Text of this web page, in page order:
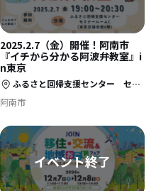
2025.2.7（金）開催！阿南市
『イチから分かる阿波弁教室』i
n東京
ふるさと回帰支援センター セミナールームC（東京交通会館８階）
阿南市